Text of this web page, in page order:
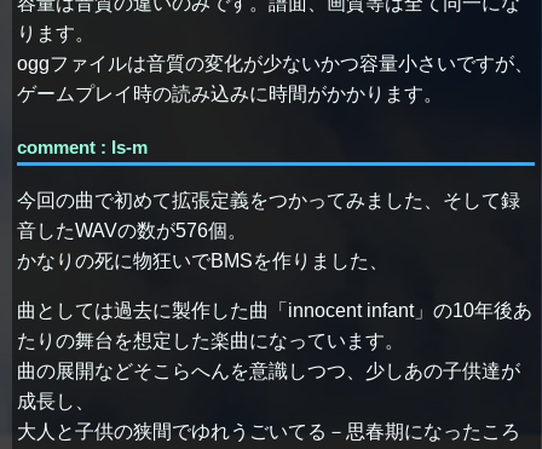
ります。
oggファイルは音質の変化が少ないかつ容量小さいですが、
ゲームプレイ時の読み込みに時間がかかります。
comment : Is-m
今回の曲で初めて拡張定義をつかってみました、そして録
音したWAVの数が576個。
かなりの死に物狂いでBMSを作りました、
曲としては過去に製作した曲「innocent infant」の10年後あ
たりの舞台を想定した楽曲になっています。
曲の展開などそこらへんを意識しつつ、少しあの子供達が
成長し、
大人と子供の狭間でゆれうごいてる－思春期になったころ